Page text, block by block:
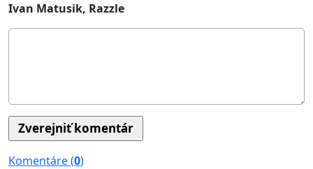
Ivan Matusik, Razzle
Komentáre (0)